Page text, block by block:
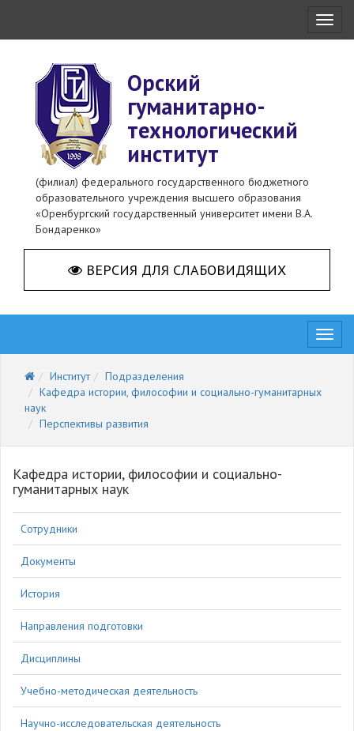
Орский
гуманитарно-
технологический
институт
(филиал) федерального государственного бюджетного
образовательного учреждения высшего образования
«Оренбургский государственный университет имени В.А.
Бондаренко»
ВЕРСИЯ ДЛЯ СЛАБОВИДЯЩИХ
Институт
Подразделения
Кафедра истории, философии и социально-гуманитарных
наук
Перспективы развития
Кафедра истории, философии и социально-
гуманитарных наук
Сотрудники
Документы
История
Направления подготовки
Дисциплины
Учебно-методическая деятельность
Научно-исследовательская деятельность